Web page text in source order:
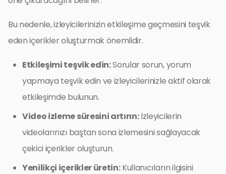
Bu nedenle, izleyicilerinizin etkileşime geçmesini teşvik
eden içerikler oluşturmak önemlidir.
Etkileşimi teşvik edin:Sorular sorun, yorum
yapmaya teşvik edin ve izleyicilerinizle aktif olarak
etkileşimde bulunun.
Video izleme süresini artırın:İzleyicilerin
videolarınızı baştan sona izlemesini sağlayacak
çekici içerikler oluşturun.
Yenilikçi içerikler üretin:Kullanıcıların ilgisini